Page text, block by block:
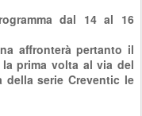
dal 14 al 16
affronterà pertanto il
prima volta al via del
della serie Creventic le